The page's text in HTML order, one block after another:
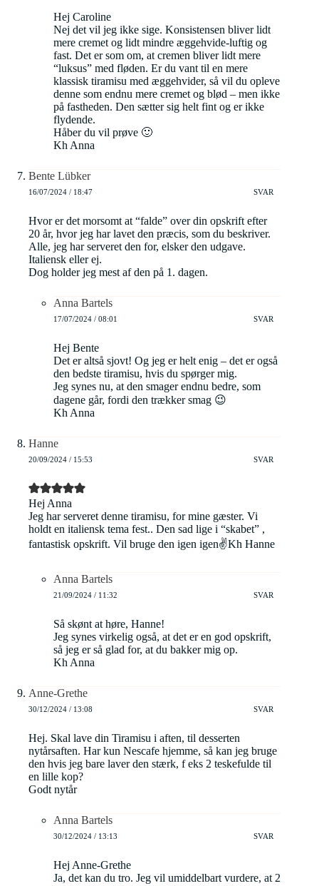
Hej Caroline
Nej det vil jeg ikke sige. Konsistensen bliver lidt
mere cremet og lidt mindre æggehvide-luftig og
fast. Det er som om, at cremen bliver lidt mere
“luksus” med fløden. Er du vant til en mere
klassisk tiramisu med æggehvider, så vil du opleve
denne som endnu mere cremet og blød – men ikke
på fastheden. Den sætter sig helt fint og er ikke
flydende.
Håber du vil prøve 🙂
Kh Anna
Bente Lübker
16/07/2024 / 18:47 SVAR
Hvor er det morsomt at “falde” over din opskrift efter
20 år, hvor jeg har lavet den præcis, som du beskriver.
Alle, jeg har serveret den for, elsker den udgave.
Italiensk eller ej.
Dog holder jeg mest af den på 1. dagen.
Anna Bartels
17/07/2024 / 08:01 SVAR
Hej Bente
Det er altså sjovt! Og jeg er helt enig – det er også
den bedste tiramisu, hvis du spørger mig.
Jeg synes nu, at den smager endnu bedre, som
dagene går, fordi den trækker smag 😉
Kh Anna
Hanne
20/09/2024 / 15:53 SVAR
Hej Anna
Jeg har serveret denne tiramisu, for mine gæster. Vi
holdt en italiensk tema fest.. Den sad lige i “skabet” ,
fantastisk opskrift. Vil bruge den igen igen✌️Kh Hanne
Anna Bartels
21/09/2024 / 11:32 SVAR
Så skønt at høre, Hanne!
Jeg synes virkelig også, at det er en god opskrift,
så jeg er så glad for, at du bakker mig op.
Kh Anna
Anne-Grethe
30/12/2024 / 13:08 SVAR
Hej. Skal lave din Tiramisu i aften, til desserten
nytårsaften. Har kun Nescafe hjemme, så kan jeg bruge
den hvis jeg bare laver den stærk, f eks 2 teskefulde til
en lille kop?
Godt nytår
Anna Bartels
30/12/2024 / 13:13 SVAR
Hej Anne-Grethe
Ja, det kan du tro. Jeg vil umiddelbart vurdere, at 2